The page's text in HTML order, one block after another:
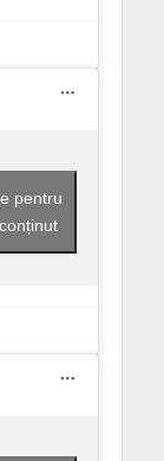
pentru